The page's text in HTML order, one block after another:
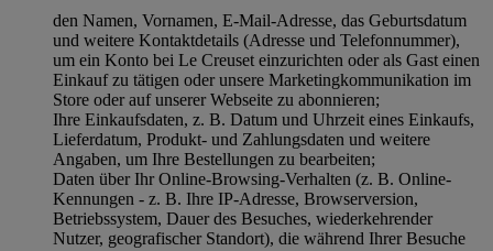
den Namen, Vornamen, E-Mail-Adresse, das Geburtsdatum
und weitere Kontaktdetails (Adresse und Telefonnummer),
um ein Konto bei Le Creuset einzurichten oder als Gast einen
Einkauf zu tätigen oder unsere Marketingkommunikation im
Store oder auf unserer Webseite zu abonnieren;
Ihre Einkaufsdaten, z. B. Datum und Uhrzeit eines Einkaufs,
Lieferdatum, Produkt- und Zahlungsdaten und weitere
Angaben, um Ihre Bestellungen zu bearbeiten;
Daten über Ihr Online-Browsing-Verhalten (z. B. Online-
Kennungen - z. B. Ihre IP-Adresse, Browserversion,
Betriebssystem, Dauer des Besuches, wiederkehrender
Nutzer, geografischer Standort), die während Ihrer Besuche